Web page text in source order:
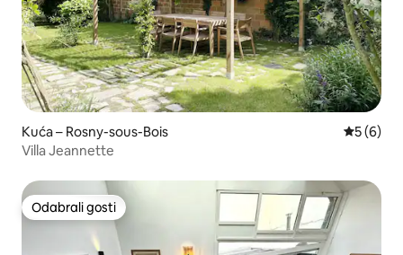
Kuća – Rosny-sous-Bois
5 (6)
Villa Jeannette
Odabrali gosti
Odabrali gosti